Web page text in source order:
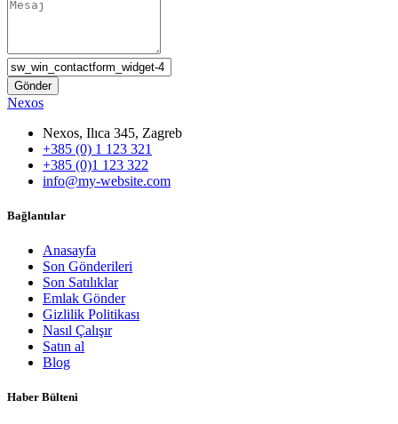
Nexos
Nexos, Ilıca 345, Zagreb
+385 (0) 1 123 321
+385 (0)1 123 322
info@my-website.com
Bağlantılar
Anasayfa
Son Gönderileri
Son Satılıklar
Emlak Gönder
Gizlilik Politikası
Nasıl Çalışır
Satın al
Blog
Haber Bülteni